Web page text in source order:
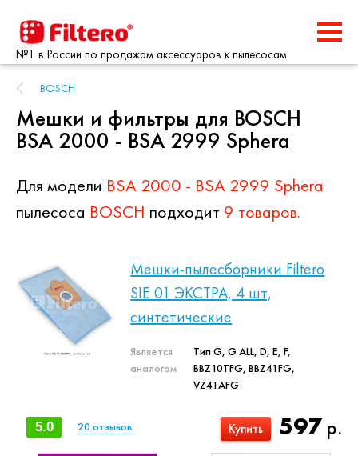
№1 в России по продажам аксессуаров к пылесосам
BOSCH
Мешки и фильтры для BOSCH
BSA 2000 - BSA 2999 Sphera
Для модели BSA 2000 - BSA 2999 Sphera
пылесоса BOSCH подходит 9 товаров.
Мешки-пылесборники Filtero
SIE 01 ЭКСТРА, 4 шт,
синтетические
Является
аналогом
Тип G, G ALL, D, E, F,
BBZ10TFG, BBZ41FG,
VZ41AFG
597р.
Купить
5.0 20 отзывов